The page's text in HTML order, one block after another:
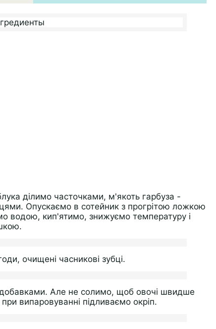
ділимо часточками, м'якоть гарбуза -
Опускаємо в сотейник з прогрітою ложкою
водою, кип'ятимо, знижуємо температуру і
очищені часникові зубці.
Але не солимо, щоб овочі швидше
випаровуванні підливаємо окріп.